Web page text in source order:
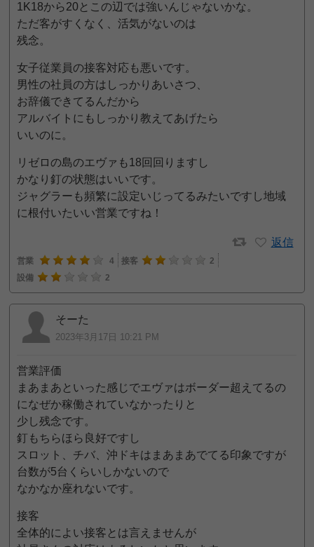
1K18から20とこの辺では強いんじゃないかな。
ただ客がすくなく、活気がないのは
残念。
女子従業員の接客対応も悪いです。
男性の社員の方はしっかりあいさつ、
お辞儀できてるんだから
アルバイトにもしっかり教えてあげたら
いいのに。
リゼロの島のエヴァも18回回りますし
かなり釘の状態はいいです。
ジャグラーも頻繁に設定いじってるみたいですし地域
に根付いたいい営業ですね！
返信
営業 4 接客
2
設備
2
そーた
2023年3月17日 10:21 PM
営業評価
まあまあといった感じでエヴァはボーダー超えてるの
になぜか稼働されていなかったりと
少し残念です。
釘もちらほら良好ですし
スロット、チバ、沖ドキはまあまあでてる印象ですが
台数が5台くらいしかないので
なかなか座れないです。
接客
全体的によい接客とは言えませんが